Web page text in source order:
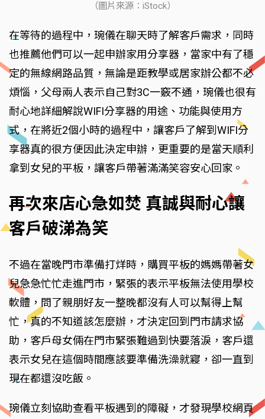
（圖片來源：iStock）
在等待的過程中，琬儀在聊天時了解客戶需求，同時
也推薦他們可以一起申辦家用分享器，當家中有了穩
定的無線網路品質，無論是距教學或居家辦公都不必
煩惱，父母兩人表示自己對3C一竅不通，琬儀也很有
耐心地詳細解說WIFI分享器的用途、功能與使用方
式，在將近2個小時的過程中，讓客戶了解到WIFI分
享器真的很方便因此決定申辦，更重要的是當天順利
拿到女兒的平板，讓客戶帶著滿滿笑容安心回家。
再次來店心急如焚 真誠與耐心讓
客戶破涕為笑
不過在當晚門市準備打烊時，購買平板的媽媽帶著女
兒急急忙忙走進門市，緊張的表示平板無法使用學校
軟體，問了親朋好友一整晚都沒有人可以幫得上幫
忙，真的不知道該怎麼辦，才決定回到門市請求協
助，客戶母女倆在門市緊張難過到快要落淚，客戶還
表示女兒在這個時間應該要準備洗澡就寢，卻一直到
現在都還沒吃飯。
琬儀立刻協助查看平板遇到的障礙，才發現學校網頁